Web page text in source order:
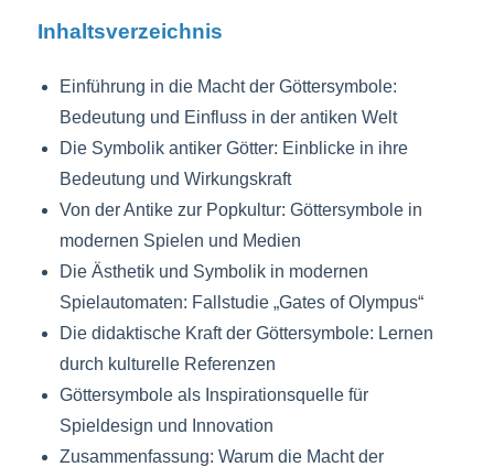
Inhaltsverzeichnis
Einführung in die Macht der Göttersymbole:
Bedeutung und Einfluss in der antiken Welt
Die Symbolik antiker Götter: Einblicke in ihre
Bedeutung und Wirkungskraft
Von der Antike zur Popkultur: Göttersymbole in
modernen Spielen und Medien
Die Ästhetik und Symbolik in modernen
Spielautomaten: Fallstudie „Gates of Olympus“
Die didaktische Kraft der Göttersymbole: Lernen
durch kulturelle Referenzen
Göttersymbole als Inspirationsquelle für
Spieldesign und Innovation
Zusammenfassung: Warum die Macht der